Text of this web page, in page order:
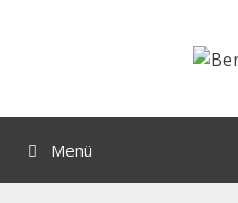
Menü